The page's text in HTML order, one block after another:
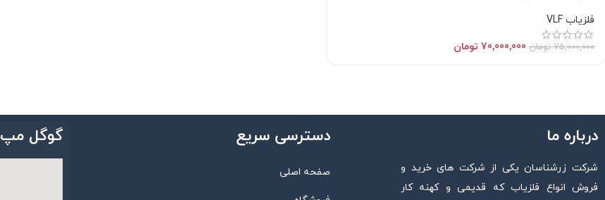
فلزیاب VLF
75,000,000 تومان 70,000,000 تومان
درباره ما
شرکت زرشناسان یکی از شرکت های خرید و
فروش انواع فلزیاب که قدیمی و کهنه کار
دسترسی سریع
صفحه اصلی
گوگل مپ